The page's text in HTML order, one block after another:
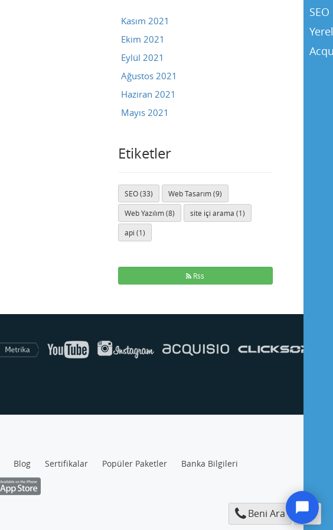
Kasım 2021
Ekim 2021
Eylül 2021
Ağustos 2021
Haziran 2021
Mayıs 2021
Etiketler
SEO (33) Web Tasarım (9)
Web Yazılım (8) site içi arama (1)
api (1)
Rss
Blog Sertifikalar Popüler Paketler Banka Bilgileri
Beni Ara
Buse
Genellikle anında yanıt verir